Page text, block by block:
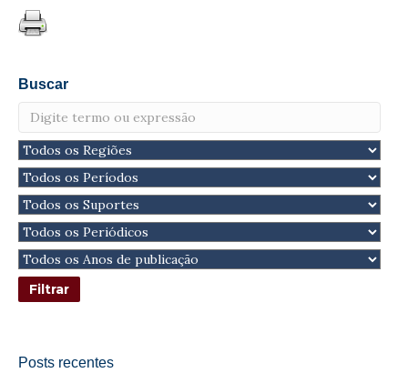
Buscar
Posts recentes